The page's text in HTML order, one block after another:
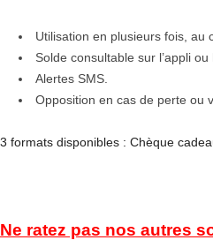
Utilisation en plusieurs fois, au
Solde consultable sur l’appli ou
Alertes SMS.
Opposition en cas de perte ou
3 formats disponibles : Chèque
Ne ratez pas nos autres